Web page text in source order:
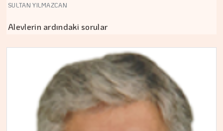
SULTAN YILMAZCAN
Alevlerin ardındaki sorular